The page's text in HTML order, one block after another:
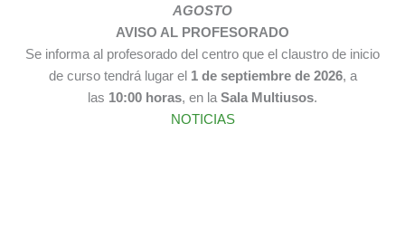
AGOSTO
AVISO AL PROFESORADO
Se informa al profesorado del centro que el claustro de inicio
de curso tendrá lugar el 1 de septiembre de 2026, a
las 10:00 horas, en la Sala Multiusos.
NOTICIAS